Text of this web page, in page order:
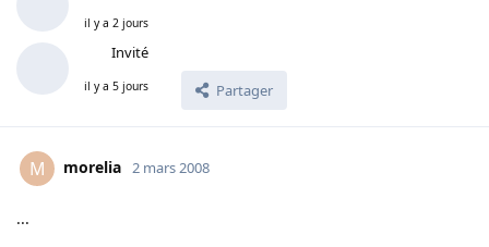
il y a 2 jours
Invité
il y a 5 jours Partager
M morelia 2 mars 2008
...